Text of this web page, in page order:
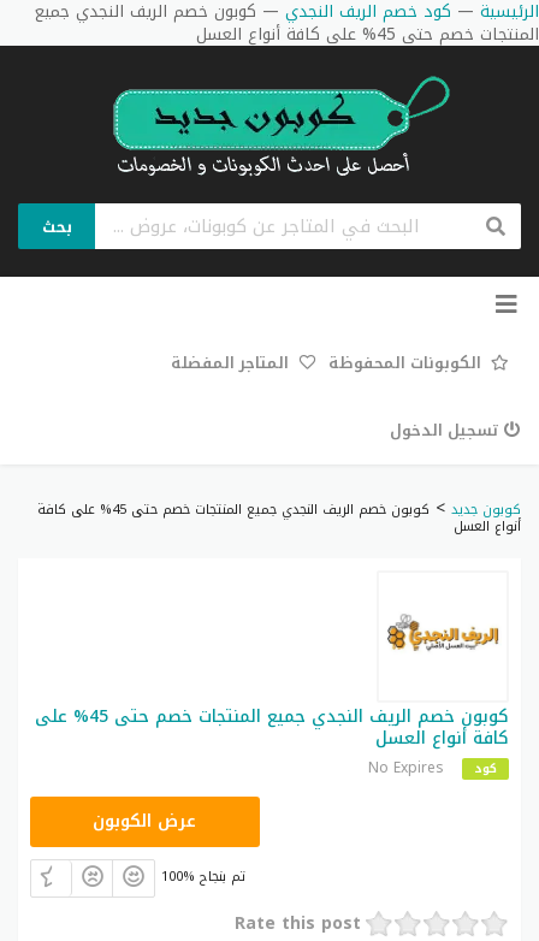
الرئيسية — كود خصم الريف النجدي — كوبون خصم الريف النجدي جميع
المنتجات خصم حتى 45% على كافة أنواع العسل
بحث
تخطي
الكوبونات المحفوظة المتاجر المفضلة
تسجيل الدخول
كوبون جديد > كوبون خصم الريف النجدي جميع المنتجات خصم حتى 45% على كافة
أنواع العسل
كوبون خصم الريف النجدي جميع المنتجات خصم حتى 45% على
كافة أنواع العسل
كود No Expires
عرض الكوبون
100% تم بنجاح
Rate this post